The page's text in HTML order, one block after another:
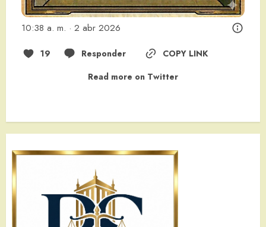
10:38 a. m. · 2 abr 2026
19 Responder
COPY LINK
Read more on Twitter